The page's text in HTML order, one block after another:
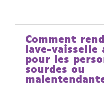
Comment
lave-vaisselle
pour les
sourdes ou